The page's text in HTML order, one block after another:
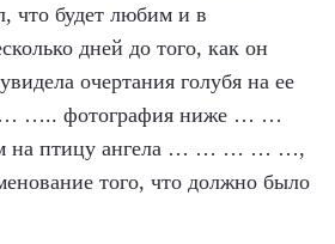
что будет любим и в
дней до того, как он
очертания голубя на ее
… ….. фотография ниже … …
на птицу ангела … … … … …,
того, что должно было